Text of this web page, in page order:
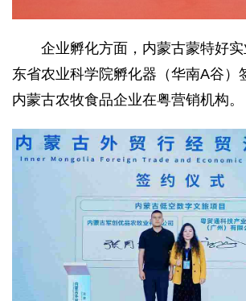
企业孵化方面，内蒙古蒙特好
东省农业科学院孵化器（华南A谷）
内蒙古农牧食品企业在粤营销机构。